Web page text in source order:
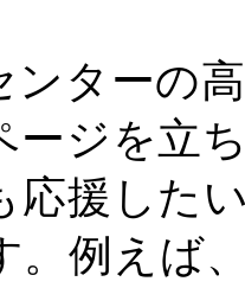
ンターの
ージを立
応援した
。例えば